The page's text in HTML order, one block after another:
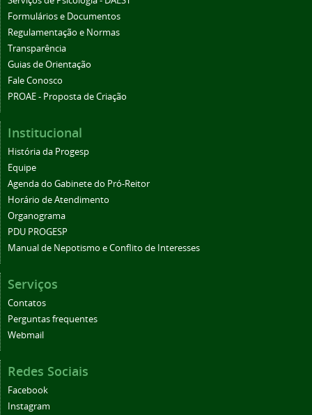
Formulários e Documentos
Regulamentação e Normas
Transparência
Guias de Orientação
Fale Conosco
PROAE - Proposta de Criação
Institucional
História da Progesp
Equipe
Agenda do Gabinete do Pró-Reitor
Horário de Atendimento
Organograma
PDU PROGESP
Manual de Nepotismo e Conflito de Interesses
Serviços
Contatos
Perguntas frequentes
Webmail
Redes Sociais
Facebook
Instagram